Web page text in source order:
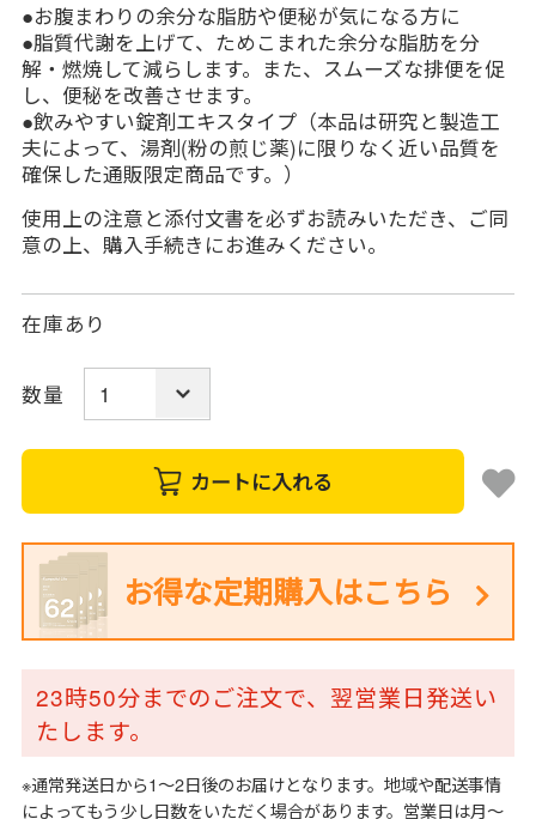
●お腹まわりの余分な脂肪や便秘が気になる方に
●脂質代謝を上げて、ためこまれた余分な脂肪を分
解・燃焼して減らします。また、スムーズな排便を促
し、便秘を改善させます。
●飲みやすい錠剤エキスタイプ（本品は研究と製造工
夫によって、湯剤(粉の煎じ薬)に限りなく近い品質を
確保した通販限定商品です。）
使用上の注意と添付文書を必ずお読みいただき、ご同
意の上、購入手続きにお進みください。
在庫あり
数量
カートに入れる
お得な定期購入はこちら
23時50分までのご注文で、翌営業日発送い
たします。
※通常発送日から1～2日後のお届けとなります。地域や配送事情
によってもう少し日数をいただく場合があります。営業日は月～